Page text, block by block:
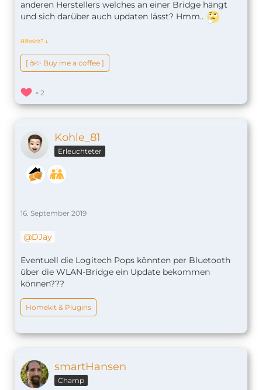
anderen Herstellers welches an einer Bridge hängt
und sich darüber auch updaten lässt? Hmm..
Hilfreich? ↆ
[ ☕️✨ Buy me a coffee ]
2
Kohle_81
Erleuchteter
16. September 2019
DJay
Eventuell die Logitech Pops könnten per Bluetooth
über die WLAN-Bridge ein Update bekommen
können???
Homekit & Plugins
smartHansen
Champ